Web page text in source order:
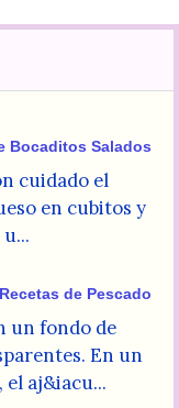
Bocaditos Salados
cuidado el
en cubitos y
Recetas de Pescado
un fondo de
En un
el aj&iacu...